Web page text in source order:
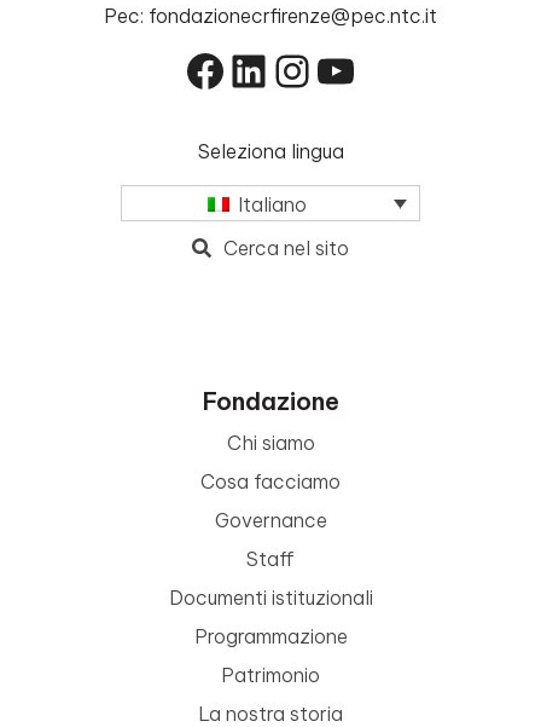
Pec: fondazionecrfirenze@pec.ntc.it
Facebook
LinkedIn
Instagram
YouTube
Seleziona lingua
Italiano
Cerca nel sito
Fondazione
Chi siamo
Cosa facciamo
Governance
Staff
Documenti istituzionali
Programmazione
Patrimonio
La nostra storia